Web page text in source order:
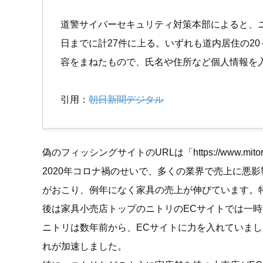
道警サイバーセキュリティ対策本部によると
日までに計27件に上る。いずれも道内居住の
容をまねたもので、氏名や住所など個人情報を
引用： 朝日新聞デジタル
偽のフィッシングサイトのURLは「https://
2020年コロナ禍のせいで、多くの業界で売上に悪
がおこり、例年になく家具の売上が伸びています
後は家具小売店トップのニトリのECサイトでは一
ニトリは数年前から、ECサイトに力を入れていま
れが加速しました。